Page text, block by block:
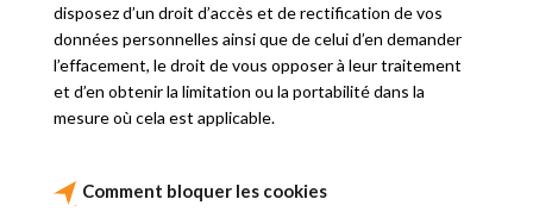
disposez d’un droit d’accès et de rectification de vos
données personnelles ainsi que de celui d’en demander
l’effacement, le droit de vous opposer à leur traitement
et d’en obtenir la limitation ou la portabilité dans la
mesure où cela est applicable.
Comment bloquer les cookies